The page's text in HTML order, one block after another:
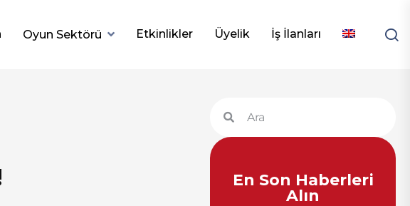
Oyun Sektörü Etkinlikler Üyelik İş İlanları
En Son Haberleri
Alın